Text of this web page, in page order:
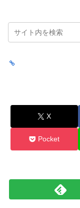
X
Pocket